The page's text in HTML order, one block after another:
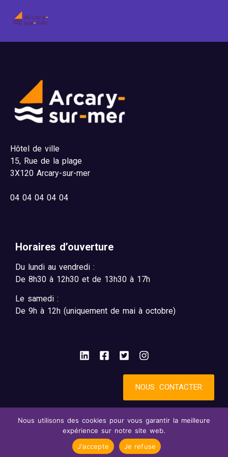
Hôtel de ville
15, Rue de la plage
3X120 Arcary-sur-mer
04 04 04 04 04
Horaires d’ouverture
Du lundi au vendredi :
De 8h30 à 12h30 et de 13h30 à 17h
Le samedi :
De 9h à 12h (uniquement de mai à octobre)
NOUS CONTACTER
Mentions légalesAccessibilité : partiellement conforme
Confidentialité© 2025 - SynBird
Nous utilisons des cookies pour vous garantir la meilleure
expérience sur notre site web.
J'accepte
Je refuse